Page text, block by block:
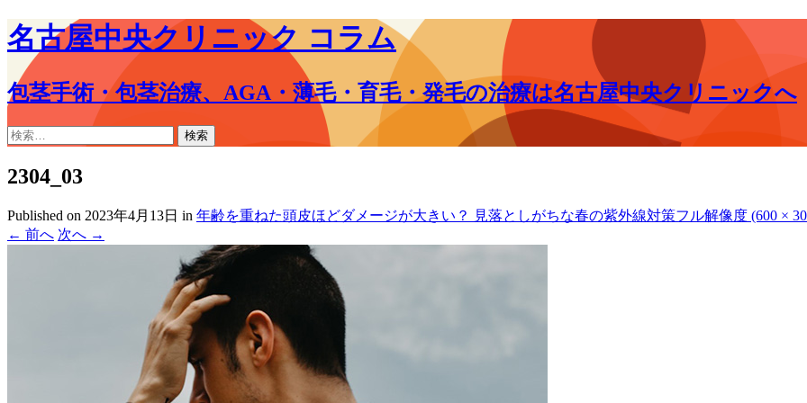
名古屋中央クリニック コラム
包茎手術・包茎治療、AGA・薄毛・育毛・発毛の治療は名古屋中央クリニックへ
コ
ン
テ
ツ
ス
検
索:
2304_03
Published on 2023年4月13日 in 年齢を重ねた頭皮ほどダメージが大きい？ 見落としがちな春の紫外線対策フル解像度 (600 ×
← 前へ 次へ →